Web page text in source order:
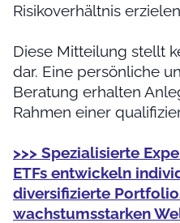
Risikoverhältnis
Diese Mitteilung stellt
dar. Eine persönliche
Beratung erhalten
Rahmen einer
>>> Spezialisierte
ETFs entwickeln
diversifizierte
wachstumsstarken